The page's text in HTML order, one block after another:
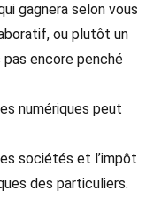
gagnera selon vous
ou plutôt un
pas encore penché
numériques peut
sociétés et l’impôt
des particuliers.